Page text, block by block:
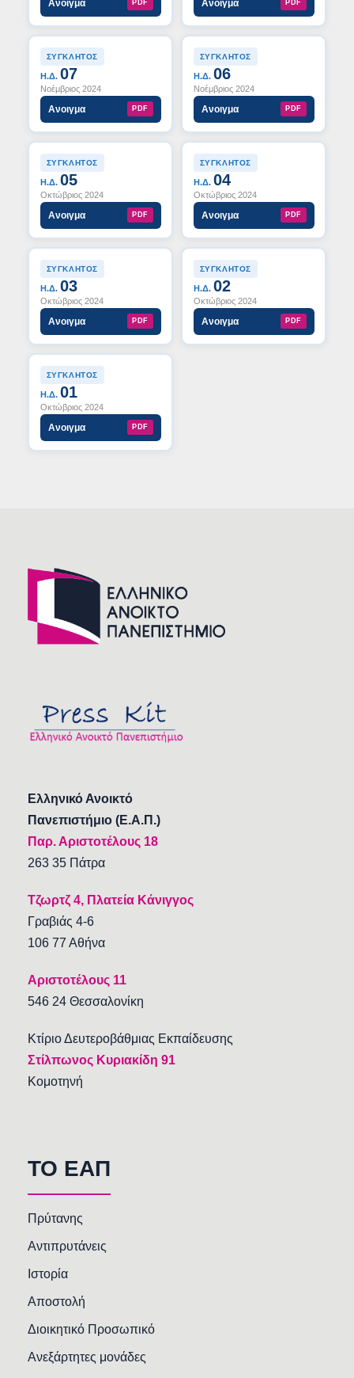
Ανοιγμα PDF Ανοιγμα PDF
ΣΥΓΚΛΗΤΟΣ
Η.Δ. 07
Νοέμβριος 2024
Ανοιγμα PDF
ΣΥΓΚΛΗΤΟΣ
Η.Δ. 06
Νοέμβριος 2024
Ανοιγμα PDF
ΣΥΓΚΛΗΤΟΣ
Η.Δ. 05
Οκτώβριος 2024
Ανοιγμα PDF
ΣΥΓΚΛΗΤΟΣ
Η.Δ. 04
Οκτώβριος 2024
Ανοιγμα PDF
ΣΥΓΚΛΗΤΟΣ
Η.Δ. 03
Οκτώβριος 2024
Ανοιγμα PDF
ΣΥΓΚΛΗΤΟΣ
Η.Δ. 02
Οκτώβριος 2024
Ανοιγμα PDF
ΣΥΓΚΛΗΤΟΣ
Η.Δ. 01
Οκτώβριος 2024
Ανοιγμα PDF
Ελληνικό Ανοικτό
Πανεπιστήμιο (Ε.Α.Π.)
Παρ. Αριστοτέλους 18
263 35 Πάτρα
Τζωρτζ 4, Πλατεία Κάνιγγος
Γραβιάς 4-6
106 77 Αθήνα
Αριστοτέλους 11
546 24 Θεσσαλονίκη
Κτίριο Δευτεροβάθμιας Εκπαίδευσης
Στίλπωνος Κυριακίδη 91
Κομοτηνή
TO EAΠ
Πρύτανης
Αντιπρυτάνεις
Ιστορία
Αποστολή
Διοικητικό Προσωπικό
Ανεξάρτητες μονάδες